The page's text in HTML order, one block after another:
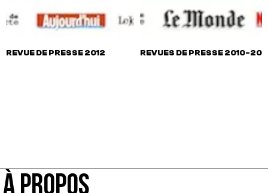
REVUE DE PRESSE 2012 REVUES DE PRESSE 2010-2011